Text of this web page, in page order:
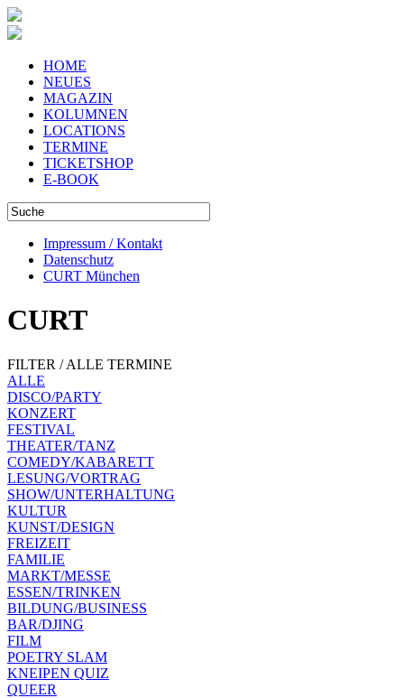
HOME
NEUES
MAGAZIN
KOLUMNEN
LOCATIONS
TERMINE
TICKETSHOP
E-BOOK
Impressum / Kontakt
Datenschutz
CURT München
CURT
FILTER / ALLE TERMINE
ALLE
DISCO/PARTY
KONZERT
FESTIVAL
THEATER/TANZ
COMEDY/KABARETT
LESUNG/VORTRAG
SHOW/UNTERHALTUNG
KULTUR
KUNST/DESIGN
FREIZEIT
FAMILIE
MARKT/MESSE
ESSEN/TRINKEN
BILDUNG/BUSINESS
BAR/DJING
FILM
POETRY SLAM
KNEIPEN QUIZ
QUEER